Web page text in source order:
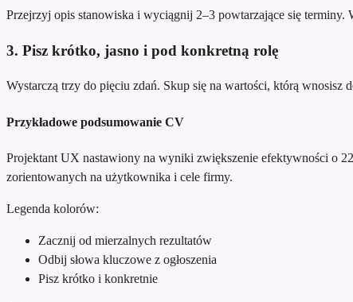
Przejrzyj opis stanowiska i wyciągnij 2–3 powtarzające się terminy.
3. Pisz krótko, jasno i pod konkretną rolę
Wystarczą trzy do pięciu zdań. Skup się na wartości, którą wnosisz
Przykładowe podsumowanie CV
Projektant UX nastawiony na wyniki zwiększenie efektywności o
zorientowanych na użytkownika i cele firmy.
Legenda kolorów:
Zacznij od mierzalnych rezultatów
Odbij słowa kluczowe z ogłoszenia
Pisz krótko i konkretnie